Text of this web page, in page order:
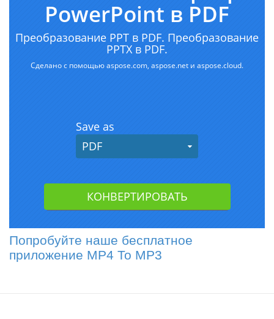
Попробуйте наше бесплатное
приложение MP4 To MP3